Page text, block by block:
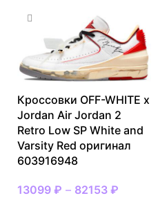
Кроссовки OFF-WHITE x
Jordan Air Jordan 2
Retro Low SP White and
Varsity Red оригинал
603916948
13099 ₽ – 82153 ₽